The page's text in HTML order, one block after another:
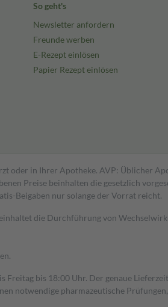
So geht's
Newsletter anfordern
Freunde werben
E-Rezept einlösen
Papier Rezept einlösen
oder in Ihrer Apotheke. AVP: Üblicher
Preise beinhalten die gesetzlich
Beigaben nur solange der Vorrat reicht.
die Durchführung von
bis 18:00 Uhr. Der genaue
notwendige pharmazeutische